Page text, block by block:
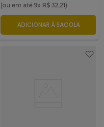
(ou em até 9x R$ 32,21)
ADICIONAR À SACOLA